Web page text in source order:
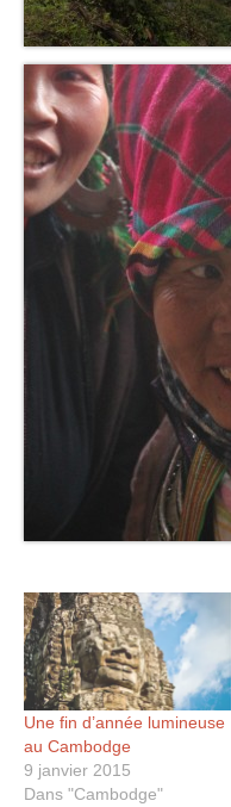
Une fin d’année lumineuse
au Cambodge
9 janvier 2015
Dans "Cambodge"